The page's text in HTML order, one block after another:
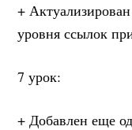
+
уровня ссылок
7 урок:
+ Добавлен еще